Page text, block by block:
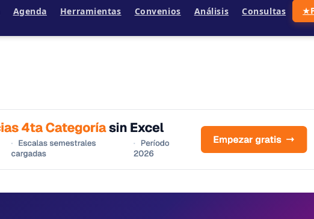
Agenda Herramientas Convenios Análisis Consultas ★